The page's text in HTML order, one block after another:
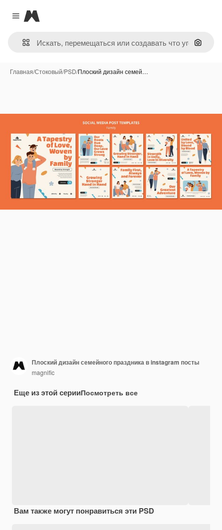
Close menu
Magnific
Поиск
Главная/Стоковый/PSD/Плоский дизайн семей…
Плоский дизайн семейного праздника в instagram посты
magnific
Еще из этой серииПосмотреть все
Вам также могут понравиться эти PSD